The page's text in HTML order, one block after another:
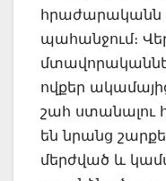
հրաժարականն
պահանջում։
ովքեր
շահ ստանալու
են նրանց
մերժված և